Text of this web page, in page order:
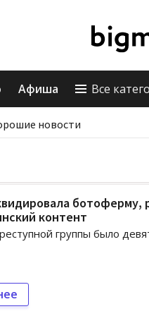
Афиша Все
новости
ботоферму,
контент
группы было